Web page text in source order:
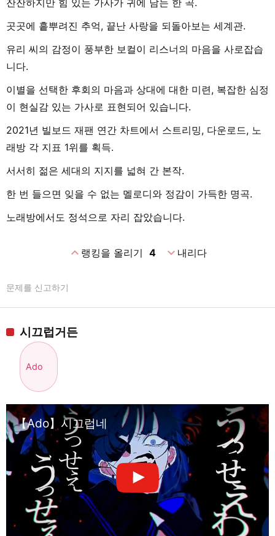
곳곳에 흩뿌려진 추억, 끝난 사랑을 되돌아보는 세계관.
유리 씨의 감정이 풍부한 보컬이 리스너의 마음을 사로잡습
니다.
이별을 선택한 후회의 마음과 상대에 대한 미련, 복잡한 심정
이 현실감 있는 가사로 표현되어 있습니다.
2021년 빌보드 재팬 연간 차트에서 스트리밍, 다운로드, 노
래방 각 지표 1위를 획득.
서서히 젊은 세대의 지지를 넓혀 간 본작.
한 번 들으면 잊을 수 없는 멜로디와 정감이 가득한 명곡.
노래방에서도 정석으로 자리 잡았습니다.
expand_less랭킹을 올리기 4 expand_more내리다
문제를 신고하기
시끄럽거든
Ado
【Ado】시끄럽네